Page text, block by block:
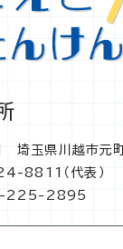
玉県川越市元
8811（代表）
225-2895